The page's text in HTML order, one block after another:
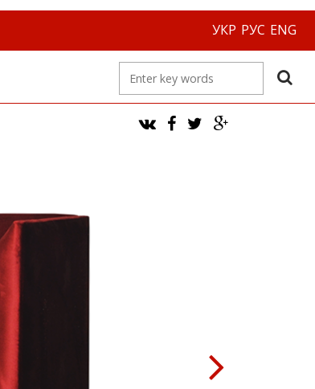
УКР РУС ENG